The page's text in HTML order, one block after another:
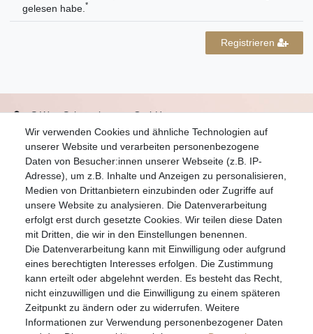
gelesen habe. *
Registrieren
Wir verwenden Cookies und ähnliche Technologien auf
unserer Website und verarbeiten personenbezogene
Daten von Besucher:innen unserer Webseite (z.B. IP-
Adresse), um z.B. Inhalte und Anzeigen zu personalisieren,
Medien von Drittanbietern einzubinden oder Zugriffe auf
unsere Website zu analysieren. Die Datenverarbeitung
erfolgt erst durch gesetzte Cookies. Wir teilen diese Daten
mit Dritten, die wir in den Einstellungen benennen.
Die Datenverarbeitung kann mit Einwilligung oder aufgrund
eines berechtigten Interesses erfolgen. Die Zustimmung
kann erteilt oder abgelehnt werden. Es besteht das Recht,
nicht einzuwilligen und die Einwilligung zu einem späteren
Zeitpunkt zu ändern oder zu widerrufen. Weitere
Informationen zur Verwendung personenbezogener Daten
S.W.w. Schmuckwaren GmbH
07051-9608828
info@schmuckador.de
Montag bis Freitag 8.30 – 12.00 Uhr und 13.30 bis 17.30 Uhr
Widerrufs­recht Widerrufs­formular Impressum
Daten­schutz­erklärung AGB
E-MAIL **